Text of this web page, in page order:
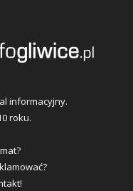
informacyjny.
roku.